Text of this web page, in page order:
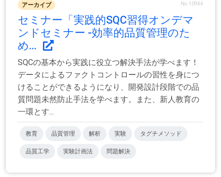
アーカイブ No.10944
セミナー「実践的SQC習得オンデマ
ンドセミナー -効率的品質管理のた
め...
SQCの基本から実践に役立つ解決手法が学べます！
データによるファクトコントロールの習性を身につ
けることができるようになり、開発設計段階での品
質問題未然防止手法を学べます。また、新人教育の
一環とす...
教育 品質管理 解析 実験 タグチメソッド
品質工学 実験計画法 問題解決